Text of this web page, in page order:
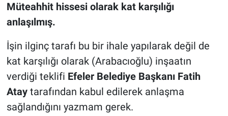
Müteahhit hissesi olarak kat karşılığı
anlaşılmış.
İşin ilginç tarafı bu bir ihale yapılarak değil de
kat karşılığı olarak (Arabacıoğlu) inşaatın
verdiği teklifi Efeler Belediye Başkanı Fatih
Ataytarafından kabul edilerek anlaşma
sağlandığını yazmam gerek.